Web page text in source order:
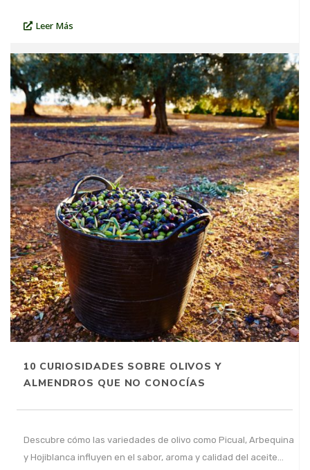
Leer Más
10 CURIOSIDADES SOBRE OLIVOS Y
ALMENDROS QUE NO CONOCÍAS
Descubre cómo las variedades de olivo como Picual, Arbequina
y Hojiblanca influyen en el sabor, aroma y calidad del aceite…